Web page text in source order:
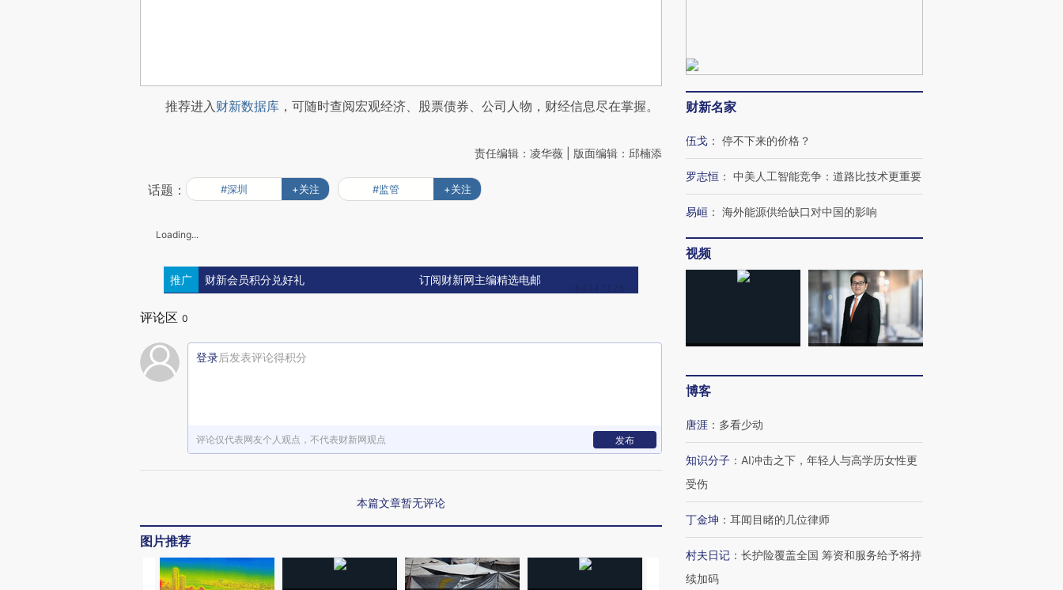
推荐进入财新数据库 ，可随时查阅宏观经济、股票债券、公司人物，财经信息尽在掌握。
责任编辑：凌华薇 | 版面编辑：邱楠添
话题： #深圳 +关注 #监管 +关注
Loading...
推广 财新会员积分兑好礼 订阅财新网主编精选电邮
评论区 0
登录后发表评论得积分
评论仅代表网友个人观点，不代表财新网观点 发布
本篇文章暂无评论
图片推荐
财新名家
伍戈 ： 停不下来的价格？
罗志恒 ： 中美人工智能竞争：道路比技术更重要
易峘 ： 海外能源供给缺口对中国的影响
视频
博客
唐涯 ： 多看少动
知识分子 ： AI冲击之下，年轻人与高学历女性更
受伤
丁金坤 ： 耳闻目睹的几位律师
村夫日记 ： 长护险覆盖全国 筹资和服务给予将持
续加码